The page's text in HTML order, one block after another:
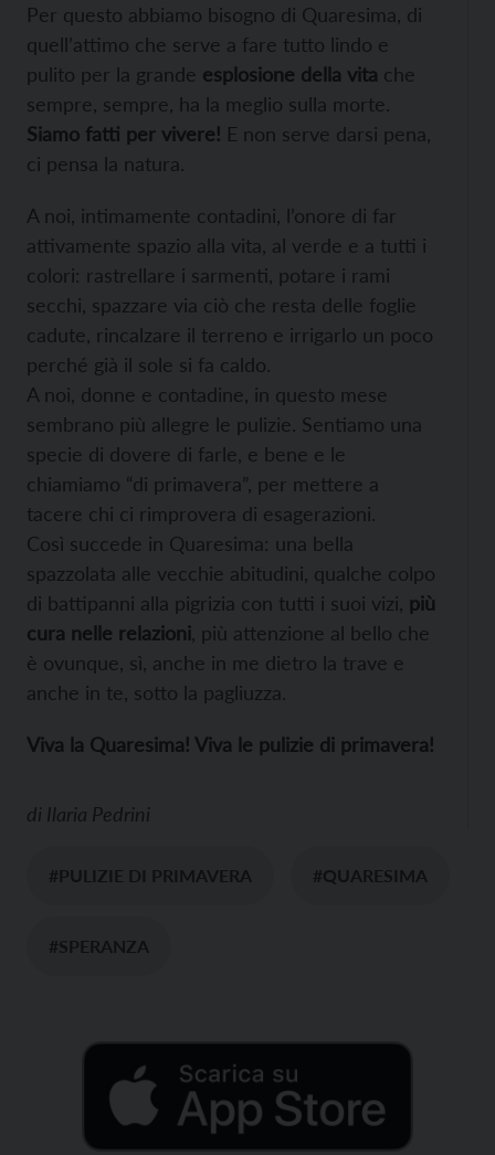
Per questo abbiamo bisogno di Quaresima, di
quell’attimo che serve a fare tutto lindo e
pulito per la grande esplosione della vita che
sempre, sempre, ha la meglio sulla morte.
Siamo fatti per vivere! E non serve darsi pena,
ci pensa la natura.
A noi, intimamente contadini, l’onore di far
attivamente spazio alla vita, al verde e a tutti i
colori: rastrellare i sarmenti, potare i rami
secchi, spazzare via ciò che resta delle foglie
cadute, rincalzare il terreno e irrigarlo un poco
perché già il sole si fa caldo.
A noi, donne e contadine, in questo mese
sembrano più allegre le pulizie. Sentiamo una
specie di dovere di farle, e bene e le
chiamiamo “di primavera”, per mettere a
tacere chi ci rimprovera di esagerazioni.
Così succede in Quaresima: una bella
spazzolata alle vecchie abitudini, qualche colpo
di battipanni alla pigrizia con tutti i suoi vizi, più
cura nelle relazioni , più attenzione al bello che
è ovunque, sì, anche in me dietro la trave e
anche in te, sotto la pagliuzza.
Viva la Quaresima! Viva le pulizie di primavera!
di Ilaria Pedrini
#PULIZIE DI PRIMAVERA #QUARESIMA
#SPERANZA